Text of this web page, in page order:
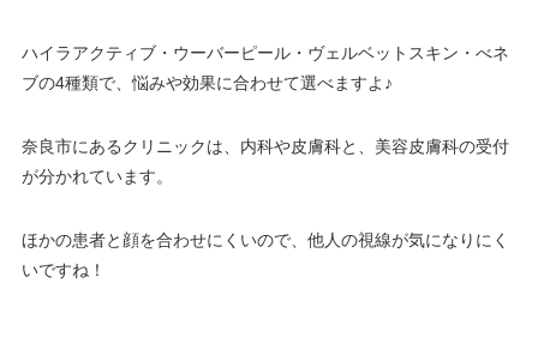
ハイラアクティブ・ウーバーピール・ヴェルベットスキン・べネ
ブの4種類で、悩みや効果に合わせて選べますよ♪
奈良市にあるクリニックは、内科や皮膚科と、美容皮膚科の受付
が分かれています。
ほかの患者と顔を合わせにくいので、他人の視線が気になりにく
いですね！